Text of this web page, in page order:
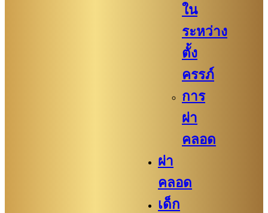
ใน
ระหว่าง
ตั้ง
ครรภ์
การ
ผ่า
คลอด
ผ่า
คลอด
เด็ก